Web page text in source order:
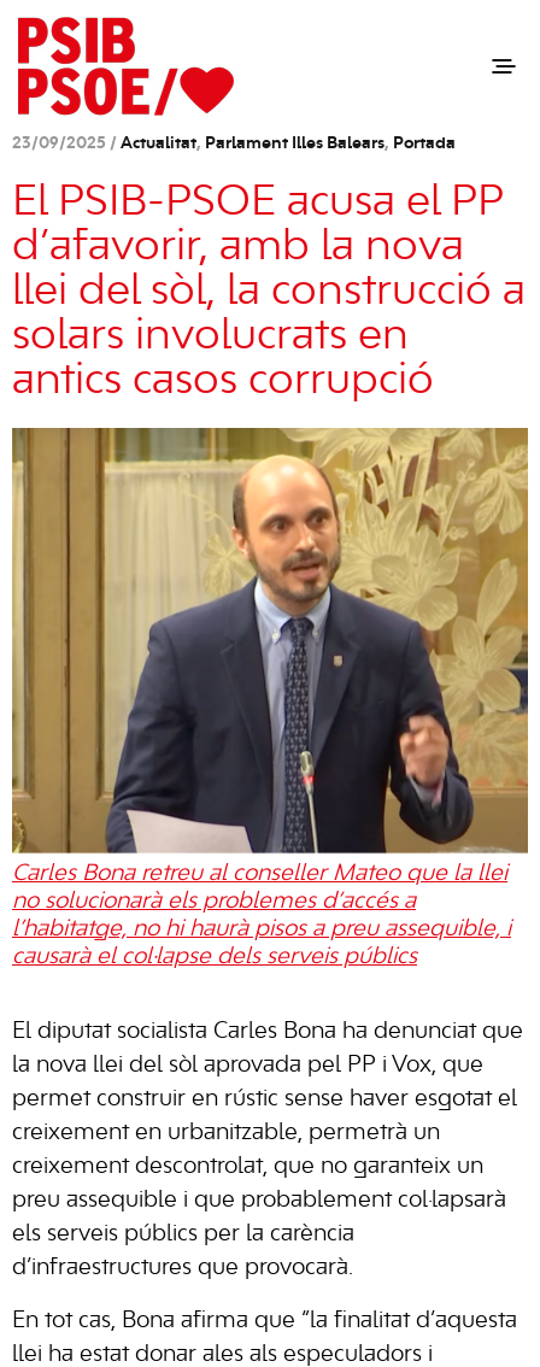
23/09/2025 / Actualitat, Parlament Illes Balears, Portada
El PSIB-PSOE acusa el PP
d’afavorir, amb la nova
llei del sòl, la construcció a
solars involucrats en
antics casos corrupció
Carles Bona retreu al conseller Mateo que la llei
no solucionarà els problemes d’accés a
l’habitatge, no hi haurà pisos a preu assequible, i
causarà el col·lapse dels serveis públics
El diputat socialista Carles Bona ha denunciat que
la nova llei del sòl aprovada pel PP i Vox, que
permet construir en rústic sense haver esgotat el
creixement en urbanitzable, permetrà un
creixement descontrolat, que no garanteix un
preu assequible i que probablement col·lapsarà
els serveis públics per la carència
d’infraestructures que provocarà.
En tot cas, Bona afirma que “la finalitat d’aquesta
llei ha estat donar ales als especuladors i